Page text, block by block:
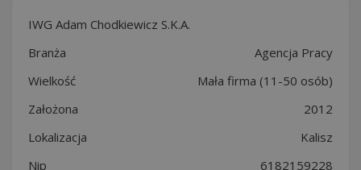
IWG Adam Chodkiewicz S.K.A.
Branża
Agencja Pracy
Wielkość
Mała firma (11-50 osób)
Założona
2012
Lokalizacja
Kalisz
Nip
6182159228